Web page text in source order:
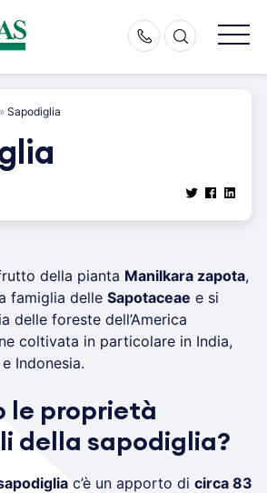
» Sapodiglia
della pianta Manilkara zapota,
famiglia delle Sapotaceae e si
delle foreste dell’America
coltivata in particolare in India,
Indonesia.
le proprietà
della sapodiglia?
c’è un apporto di circa 83